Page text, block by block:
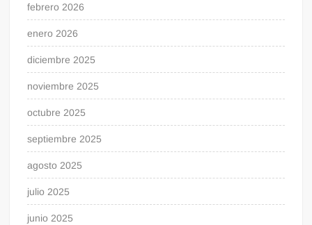
febrero 2026
enero 2026
diciembre 2025
noviembre 2025
octubre 2025
septiembre 2025
agosto 2025
julio 2025
junio 2025